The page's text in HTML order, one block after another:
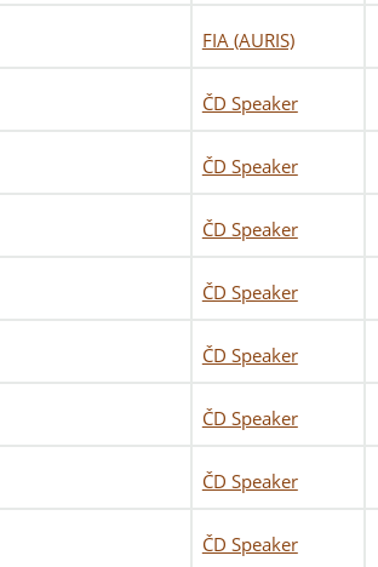
FIA (AURIS)
ČD Speaker
ČD Speaker
ČD Speaker
ČD Speaker
ČD Speaker
ČD Speaker
ČD Speaker
ČD Speaker